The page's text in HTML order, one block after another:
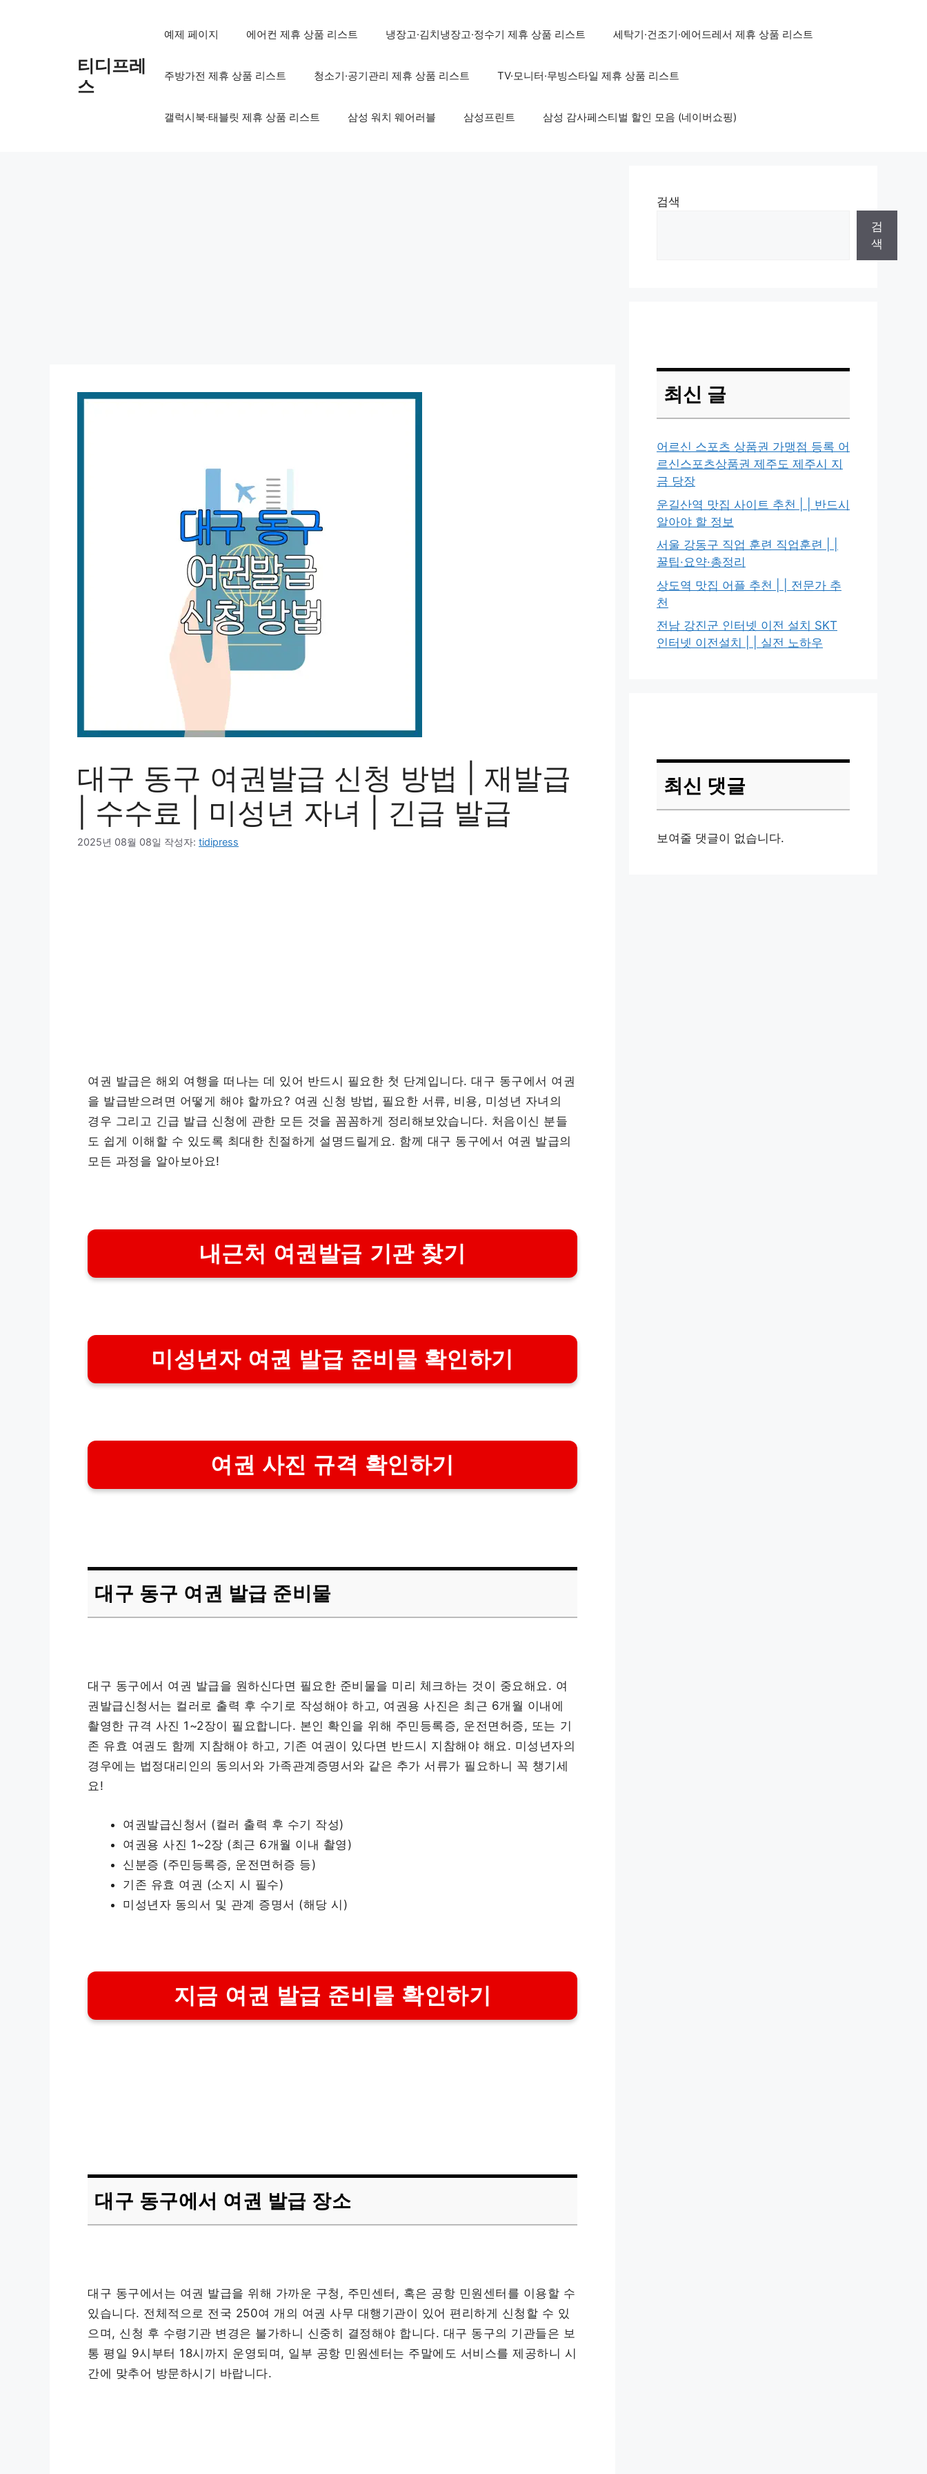
티디프레
스
예제 페이지 에어컨 제휴 상품 리스트 냉장고·김치냉장고·정수기 제휴 상품 리스트 세탁기·건조기·에어드레서 제휴 상품 리스트
주방가전 제휴 상품 리스트 청소기·공기관리 제휴 상품 리스트 TV·모니터·무빙스타일 제휴 상품 리스트
갤럭시북·태블릿 제휴 상품 리스트 삼성 워치 웨어러블 삼성프린트 삼성 감사페스티벌 할인 모음 (네이버쇼핑)
대구 동구 여권발급 신청 방법 | 재발급
| 수수료 | 미성년 자녀 | 긴급 발급
2025년 08월 08일 작성자: tidipress
여권 발급은 해외 여행을 떠나는 데 있어 반드시 필요한 첫 단계입니다. 대구 동구에서 여권
을 발급받으려면 어떻게 해야 할까요? 여권 신청 방법, 필요한 서류, 비용, 미성년 자녀의
경우 그리고 긴급 발급 신청에 관한 모든 것을 꼼꼼하게 정리해보았습니다. 처음이신 분들
도 쉽게 이해할 수 있도록 최대한 친절하게 설명드릴게요. 함께 대구 동구에서 여권 발급의
모든 과정을 알아보아요!
내근처 여권발급 기관 찾기
미성년자 여권 발급 준비물 확인하기
여권 사진 규격 확인하기
대구 동구 여권 발급 준비물
대구 동구에서 여권 발급을 원하신다면 필요한 준비물을 미리 체크하는 것이 중요해요. 여
권발급신청서는 컬러로 출력 후 수기로 작성해야 하고, 여권용 사진은 최근 6개월 이내에
촬영한 규격 사진 1~2장이 필요합니다. 본인 확인을 위해 주민등록증, 운전면허증, 또는 기
존 유효 여권도 함께 지참해야 하고, 기존 여권이 있다면 반드시 지참해야 해요. 미성년자의
경우에는 법정대리인의 동의서와 가족관계증명서와 같은 추가 서류가 필요하니 꼭 챙기세
요!
여권발급신청서 (컬러 출력 후 수기 작성)
여권용 사진 1~2장 (최근 6개월 이내 촬영)
신분증 (주민등록증, 운전면허증 등)
기존 유효 여권 (소지 시 필수)
미성년자 동의서 및 관계 증명서 (해당 시)
지금 여권 발급 준비물 확인하기
대구 동구에서 여권 발급 장소
대구 동구에서는 여권 발급을 위해 가까운 구청, 주민센터, 혹은 공항 민원센터를 이용할 수
있습니다. 전체적으로 전국 250여 개의 여권 사무 대행기관이 있어 편리하게 신청할 수 있
으며, 신청 후 수령기관 변경은 불가하니 신중히 결정해야 합니다. 대구 동구의 기관들은 보
통 평일 9시부터 18시까지 운영되며, 일부 공항 민원센터는 주말에도 서비스를 제공하니 시
간에 맞추어 방문하시기 바랍니다.
검색
검
색
최신 글
어르신 스포츠 상품권 가맹점 등록 어
르신스포츠상품권 제주도 제주시 지
금 당장
운길산역 맛집 사이트 추천 | | 반드시
알아야 할 정보
서울 강동구 직업 훈련 직업훈련 | |
꿀팁·요약·총정리
상도역 맛집 어플 추천 | | 전문가 추
천
전남 강진군 인터넷 이전 설치 SKT
인터넷 이전설치 | | 실전 노하우
최신 댓글
보여줄 댓글이 없습니다.